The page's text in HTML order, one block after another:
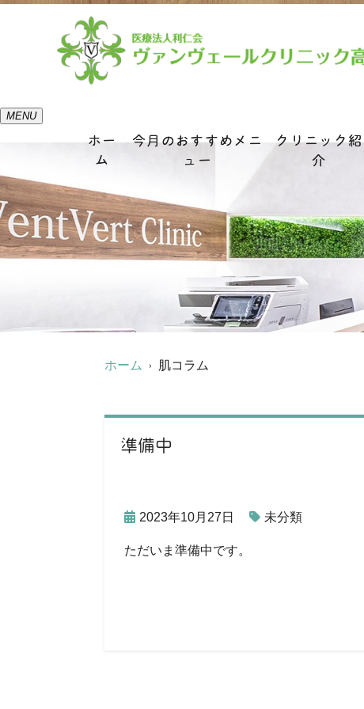
MENU
ホー
ム
今月のおすすめメニ
ュー
クリニック紹
介
ホーム 肌コラム
準備中
2023年10月27日 未分類
ただいま準備中です。